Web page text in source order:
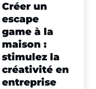
Créer un
escape
game à la
maison :
stimulez la
créativité en
entreprise